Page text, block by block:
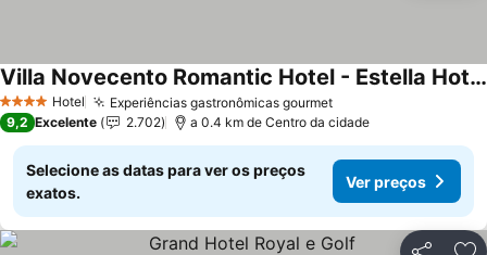
4 EstrelasHotel Experiências gastronômicas gourmet
Villa Novecento Romantic Hotel - Estella Hotel Collection & Experience
9,2 Excelente 2.702 a 0.4 km de Centro da cidade
Selecione as datas para ver os preços
exatos.
Ver preços